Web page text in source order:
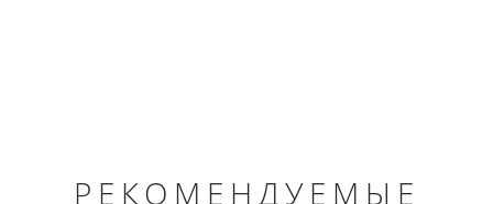
РЕКОМЕНДУЕМЫЕ